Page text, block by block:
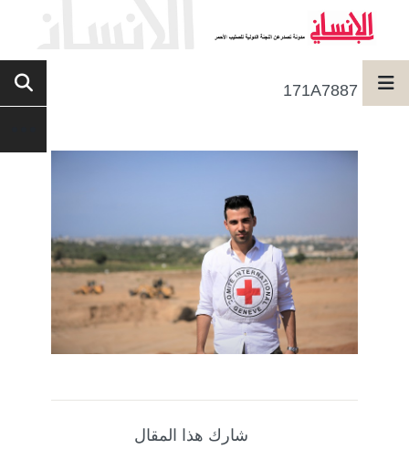
171A7887
شارك هذا المقال